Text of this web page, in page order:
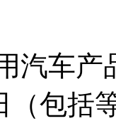
汽车产
（包括